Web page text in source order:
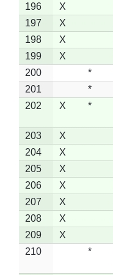
196
X
197
X
198
X
199
X
200
*
201
*
202
X *
203 X
204
X
205
X
206
X
207
X
208
X
209
X
210
*